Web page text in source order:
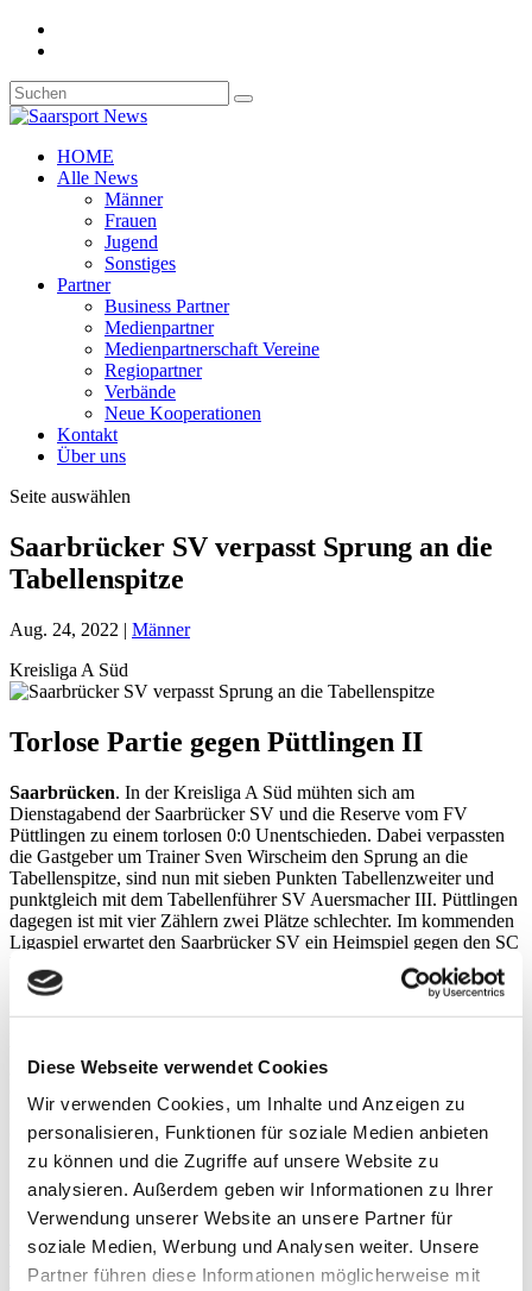
Diese Webseite verwendet Cookies
Wir verwenden Cookies, um Inhalte und Anzeigen zu
personalisieren, Funktionen für soziale Medien anbieten
zu können und die Zugriffe auf unsere Website zu
analysieren. Außerdem geben wir Informationen zu Ihrer
Verwendung unserer Website an unsere Partner für
soziale Medien, Werbung und Analysen weiter. Unsere
Partner führen diese Informationen möglicherweise mit
HOME
Alle News
Männer
Frauen
Jugend
Sonstiges
Partner
Business Partner
Medienpartner
Medienpartnerschaft Vereine
Regiopartner
Verbände
Neue Kooperationen
Kontakt
Über uns
Seite auswählen
Saarbrücker SV verpasst Sprung an die
Tabellenspitze
Aug. 24, 2022 | Männer
Kreisliga A Süd
Torlose Partie gegen Püttlingen II
Saarbrücken. In der Kreisliga A Süd mühten sich am
Dienstagabend der Saarbrücker SV und die Reserve vom FV
Püttlingen zu einem torlosen 0:0 Unentschieden. Dabei verpassten
die Gastgeber um Trainer Sven Wirscheim den Sprung an die
Tabellenspitze, sind nun mit sieben Punkten Tabellenzweiter und
punktgleich mit dem Tabellenführer SV Auersmacher III. Püttlingen
dagegen ist mit vier Zählern zwei Plätze schlechter. Im kommenden
Ligaspiel erwartet den Saarbrücker SV ein Heimspiel gegen den SC
Friedrichsthal II, Püttlingen II reißt zum FC Kandil Saarbrücken II.
auch wenn Saarbrücker SV-Angreifer Daniel Breuer mehrere
sich die Wirscheim-Mannschaft deutlich gefährlicher, doch auch
Oliver Roth brachte in der Schlussphase den Ball nicht über die
Linie. Ende.
Aktie:
Vorherige
Schocknachricht aus dem ProWin-Stadion!
Vertragsauflösung von Giovanni Runco in Wiesbach
NächsteLaprevotte-Vertrag in Elversberg aufgelöst